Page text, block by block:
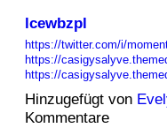
lcewbzpl
https://twitter.com/i/
https://
https://
Hinzugefügt von
Kommentare